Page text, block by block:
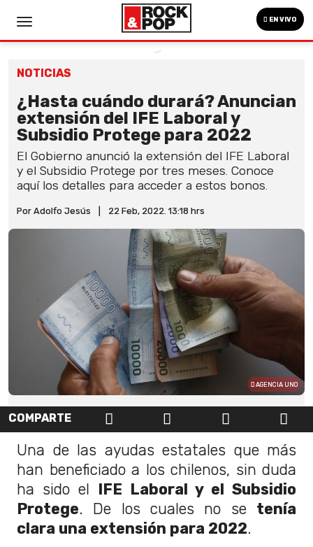
EN VIVO
NOTICIAS
¿Hasta cuándo durará? Anuncian
extensión del IFE Laboral y
Subsidio Protege para 2022
El Gobierno anunció la extensión del IFE Laboral
y el Subsidio Protege por tres meses. Conoce
aquí los detalles para acceder a estos bonos.
Por Adolfo Jesús 22 Feb, 2022. 13:18 hrs
AGENCIA UNO
COMPARTE
Una de las ayudas estatales que más
han beneficiado a los chilenos, sin duda
ha sido el IFE Laboral y el Subsidio
Protege. De los cuales no se tenía
clara una extensión para 2022.